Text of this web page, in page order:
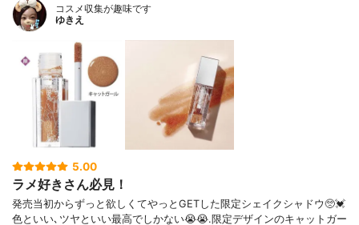
コスメ収集が趣味です
ゆきえ
5.00
ラメ好きさん必見！
発売当初からずっと欲しくてやっとGETした限定シェイクシャドウ🥺💓
色といい､ツヤといい最高でしかない😭😭.限定デザインのキャットガー